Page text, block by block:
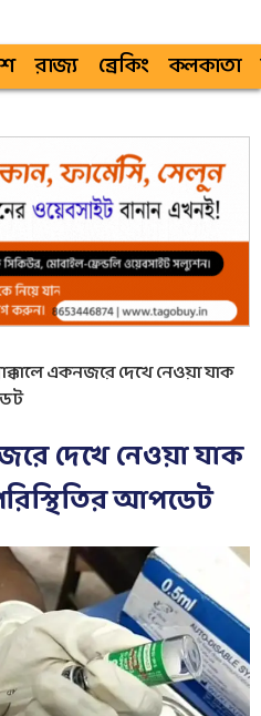
রাজ্য ব্রেকিং কলকাতা
একনজরে দেখে নেওয়া যাক
দেখে নেওয়া যাক
আপডেট